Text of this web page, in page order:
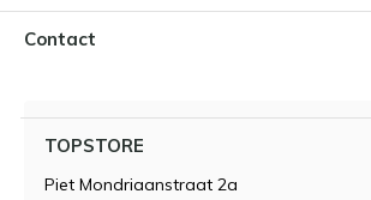
Contact
TOPSTORE
Piet Mondriaanstraat 2a